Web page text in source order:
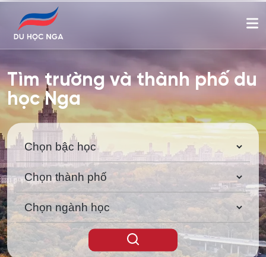
Tìm trường và thành phố du
học Nga